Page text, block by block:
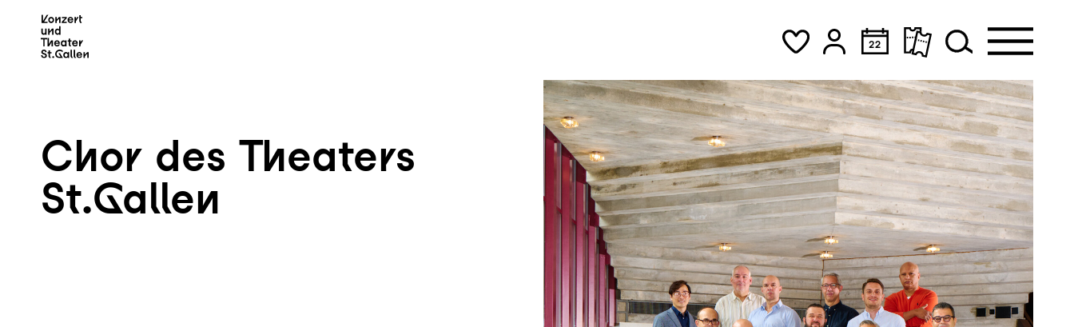
Zum Footer springen
Chor des Theaters
St.Gallen